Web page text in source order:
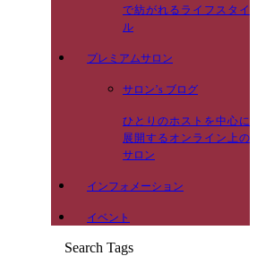
で紡がれるライフスタイ
ル
プレミアムサロン
サロン’s ブログ
ひとりのホストを中心に
展開するオンライン上の
サロン
インフォメーション
イベント
Search Tags